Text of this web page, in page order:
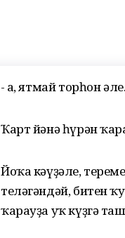
- Һа, ятмай торһон
Ҡарт йәнә һүрән
Йоҡа кәүҙәле,
теләгәндәй, битен
ҡарауҙа уҡ күҙгә